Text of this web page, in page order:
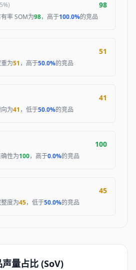
) 98
率 SOM为98，高于100.0%的竞品
51
为51 ，高于50.0%的竞品
41
为41 ，低于50.0%的竞品
100
性为100，高于0.0%的竞品
45
度为45，低于50.0%的竞品
声量占比 (SoV)